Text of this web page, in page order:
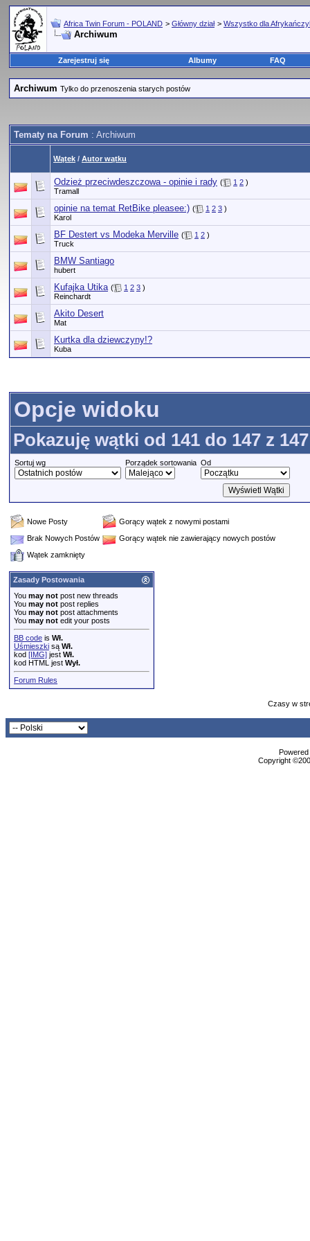
Africa Twin Forum - POLAND > Główny dział > Wszystko dla
Archiwum
Zarejestruj się Albumy FAQ
Archiwum Tylko do przenoszenia starych postów
Tematy na Forum : Archiwum
Wątek / Autor wątku
Odzież przeciwdeszczowa - opinie i rady ( 1 2 )
Tramall
opinie na temat RetBike pleasee:) ( 1 2 3 )
Karol
BF Destert vs Modeka Merville ( 1 2 )
Truck
BMW Santiago
hubert
Kufajka Utika ( 1 2 3 )
Reinchardt
Akito Desert
Mat
Kurtka dla dziewczyny!?
Kuba
Opcje widoku
Pokazuję wątki od 141 do 147 z 147
Sortuj wg Porządek sortowania Od
Nowe Posty
Gorący wątek z nowymi postami
Brak Nowych Postów
Gorący wątek nie zawierający nowych postów
Wątek zamknięty
Zasady Postowania
You may not post new threads
You may not post replies
You may not post attachments
You may not edit your posts
BB code is Wł.
Uśmieszki są Wł.
kod [IMG] jest Wł.
kod HTML jest Wył.
Forum Rules
Czasy w
Copyright